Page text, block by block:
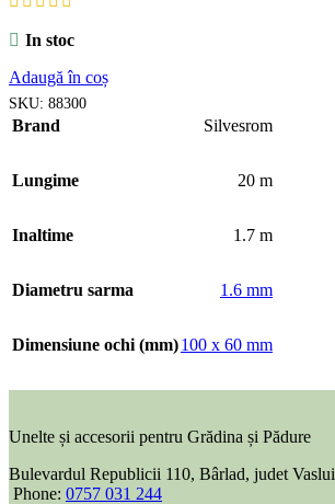
In stoc
Adaugă în coș
SKU: 88300
Brand Silvesrom
Lungime 20 m
Inaltime 1.7 m
Diametru sarma 1.6 mm
Dimensiune ochi (mm)100 x 60 mm
Unelte și accesorii pentru Grădina și Pădure
Bulevardul Republicii 110, Bârlad, judet Vaslui
Phone: 0757 031 244